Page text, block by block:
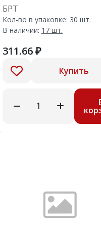
БРТ
Кол-во в упаковке: 30 шт.
В наличии: 17 шт.
311.66 ₽
Купить